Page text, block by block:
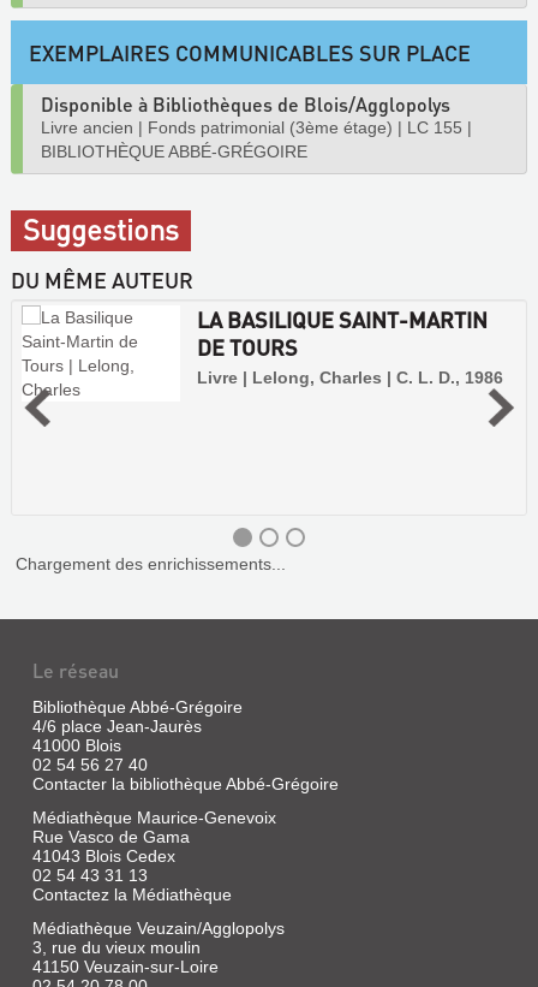
EXEMPLAIRES COMMUNICABLES SUR PLACE
Disponible à Bibliothèques de Blois/Agglopolys
Livre ancien | Fonds patrimonial (3ème étage) | LC 155 |
BIBLIOTHÈQUE ABBÉ-GRÉGOIRE
Suggestions
DU MÊME AUTEUR
LA BASILIQUE SAINT-MARTIN
DE TOURS
Livre | Lelong, Charles | C. L. D., 1986
LA
BASILIQUE
SAINT-
MARTIN
DE
TOURS
Livre
Chargement des enrichissements...
Le réseau
Bibliothèque Abbé-Grégoire
4/6 place Jean-Jaurès
41000 Blois
02 54 56 27 40
Contacter la bibliothèque Abbé-Grégoire
Médiathèque Maurice-Genevoix
Rue Vasco de Gama
41043 Blois Cedex
02 54 43 31 13
Contactez la Médiathèque
Médiathèque Veuzain/Agglopolys
3, rue du vieux moulin
41150 Veuzain-sur-Loire